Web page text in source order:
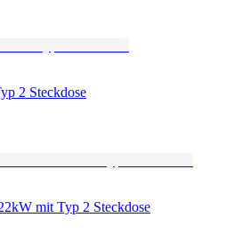
2 Steckdose
mit Typ 2 Steckdose